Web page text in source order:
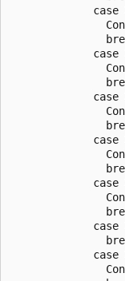
case
case
case
case
case
case
case